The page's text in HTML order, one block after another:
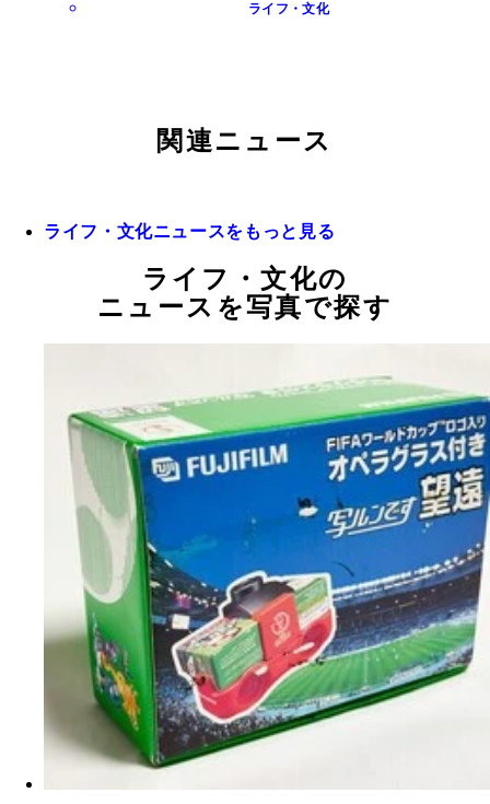
ライフ・文化
関連ニュース
ライフ・文化ニュースをもっと見る
ライフ・文化の
ニュースを写真で探す